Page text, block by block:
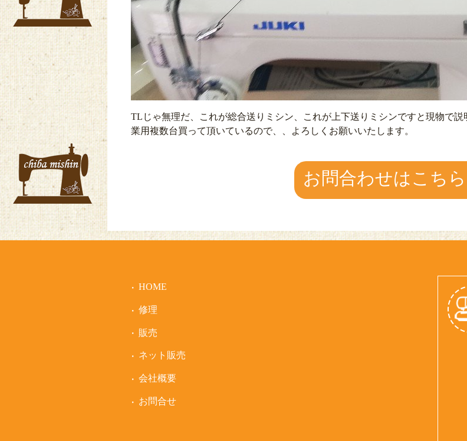
TLじゃ無理だ、これが総合送りミシン、これが上下送りミシンですと現物で
業用複数台買って頂いているので、、よろしくお願いいたします。
お問合わせはこちら
HOME
修理
販売
ネット販売
会社概要
お問合せ